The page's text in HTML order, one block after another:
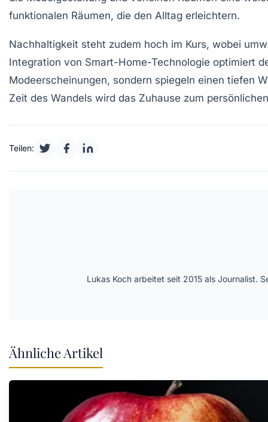
funktionalen Räumen, die den Alltag erleichtern.
Nachhaltigkeit steht zudem hoch im Kurs, wobei
Integration von Smart-Home-Technologie optimiert
Modeerscheinungen, sondern spiegeln einen tiefen
Zeit des Wandels wird das Zuhause zum
Teilen:
Lukas Koch arbeitet seit 2015 als Journalist.
Ähnliche Artikel